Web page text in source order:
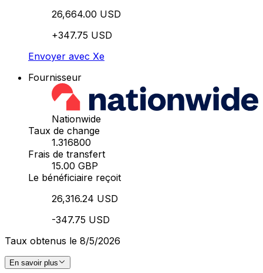
26,664.00 USD
+347.75 USD
Envoyer avec Xe
Fournisseur
Nationwide
Taux de change
1.316800
Frais de transfert
15.00 GBP
Le bénéficiaire reçoit
26,316.24 USD
-347.75 USD
Taux obtenus le 8/5/2026
En savoir plus